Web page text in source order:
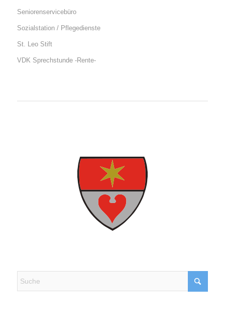
Seniorenservicebüro
Sozialstation / Pflegedienste
St. Leo Stift
VDK Sprechstunde -Rente-